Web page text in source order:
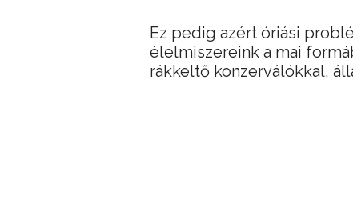
Ez pedig azért óriási
élelmiszereink a mai
rákkeltő konzerválókkal,